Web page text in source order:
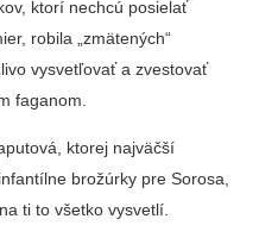
ktorí nechcú posielať
robila „zmätených“
vysvetľovať a zvestovať
faganom.
ktorej najväčší
brožúrky pre Sorosa,
ti to všetko vysvetlí.